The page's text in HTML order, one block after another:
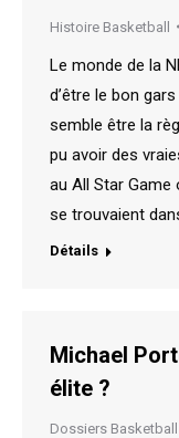
Histoire Basketball
Le monde de la
d’être le bon
semble être la
pu avoir des
au All Star
se trouvaient
Détails
Michael
élite ?
Dossiers Basketball